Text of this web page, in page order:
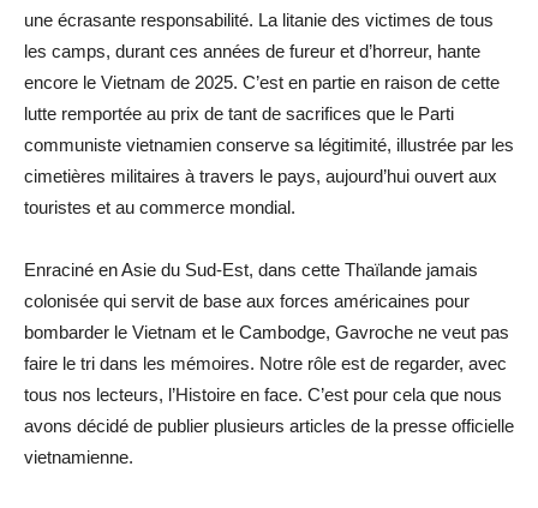
une écrasante responsabilité. La litanie des victimes de tous
les camps, durant ces années de fureur et d’horreur, hante
encore le Vietnam de 2025. C’est en partie en raison de cette
lutte remportée au prix de tant de sacrifices que le Parti
communiste vietnamien conserve sa légitimité, illustrée par les
cimetières militaires à travers le pays, aujourd’hui ouvert aux
touristes et au commerce mondial.
Enraciné en Asie du Sud-Est, dans cette Thaïlande jamais
colonisée qui servit de base aux forces américaines pour
bombarder le Vietnam et le Cambodge, Gavroche ne veut pas
faire le tri dans les mémoires. Notre rôle est de regarder, avec
tous nos lecteurs, l’Histoire en face. C’est pour cela que nous
avons décidé de publier plusieurs articles de la presse officielle
vietnamienne.